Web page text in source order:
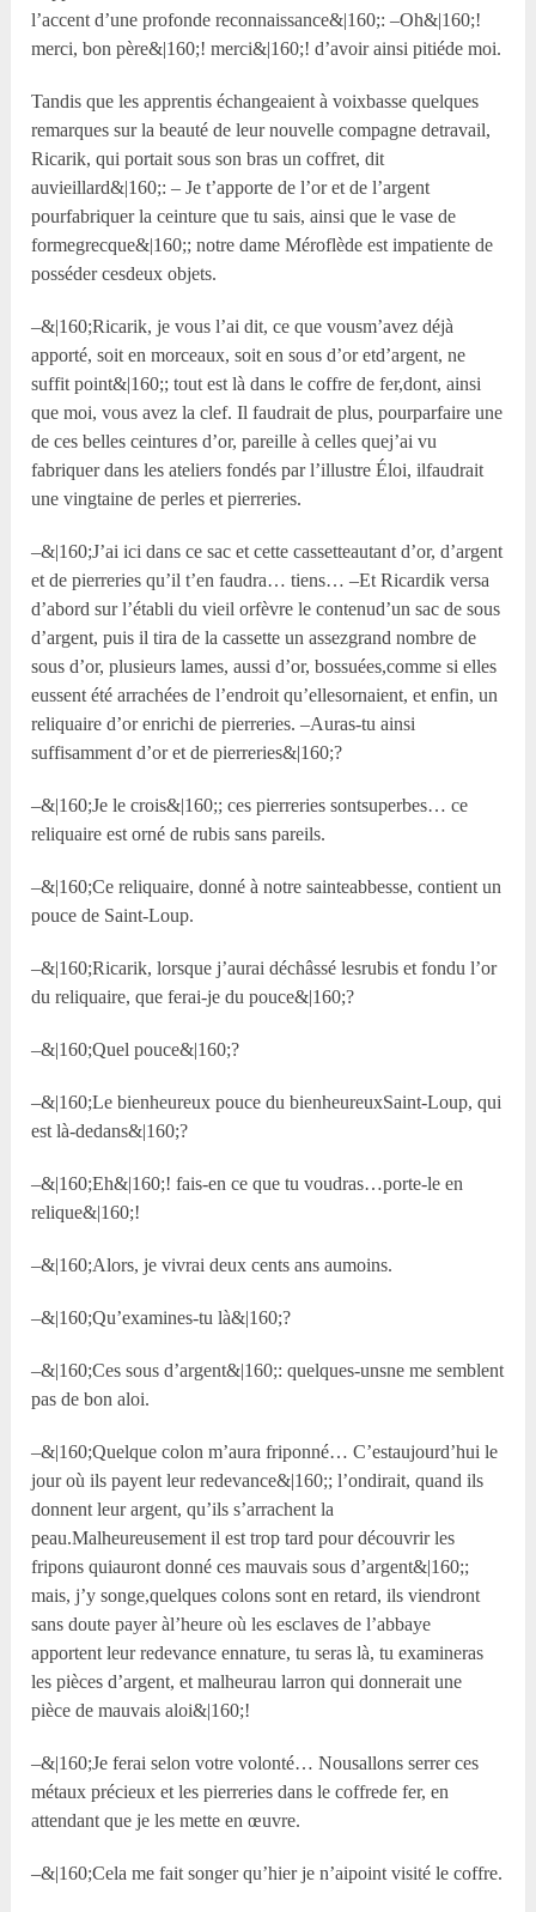
l’accent d’une profonde reconnaissance&|160;: –Oh&|160;!
merci, bon père&|160;! merci&|160;! d’avoir ainsi pitiéde moi.
Tandis que les apprentis échangeaient à voixbasse quelques
remarques sur la beauté de leur nouvelle compagne detravail,
Ricarik, qui portait sous son bras un coffret, dit
auvieillard&|160;: – Je t’apporte de l’or et de l’argent
pourfabriquer la ceinture que tu sais, ainsi que le vase de
formegrecque&|160;; notre dame Méroflède est impatiente de
posséder cesdeux objets.
–&|160;Ricarik, je vous l’ai dit, ce que vousm’avez déjà
apporté, soit en morceaux, soit en sous d’or etd’argent, ne
suffit point&|160;; tout est là dans le coffre de fer,dont, ainsi
que moi, vous avez la clef. Il faudrait de plus, pourparfaire une
de ces belles ceintures d’or, pareille à celles quej’ai vu
fabriquer dans les ateliers fondés par l’illustre Éloi, ilfaudrait
une vingtaine de perles et pierreries.
–&|160;J’ai ici dans ce sac et cette cassetteautant d’or, d’argent
et de pierreries qu’il t’en faudra… tiens… –Et Ricardik versa
d’abord sur l’établi du vieil orfèvre le contenud’un sac de sous
d’argent, puis il tira de la cassette un assezgrand nombre de
sous d’or, plusieurs lames, aussi d’or, bossuées,comme si elles
eussent été arrachées de l’endroit qu’ellesornaient, et enfin, un
reliquaire d’or enrichi de pierreries. –Auras-tu ainsi
suffisamment d’or et de pierreries&|160;?
–&|160;Je le crois&|160;; ces pierreries sontsuperbes… ce
reliquaire est orné de rubis sans pareils.
–&|160;Ce reliquaire, donné à notre sainteabbesse, contient un
pouce de Saint-Loup.
–&|160;Ricarik, lorsque j’aurai déchâssé lesrubis et fondu l’or
du reliquaire, que ferai-je du pouce&|160;?
–&|160;Quel pouce&|160;?
–&|160;Le bienheureux pouce du bienheureuxSaint-Loup, qui
est là-dedans&|160;?
–&|160;Eh&|160;! fais-en ce que tu voudras…porte-le en
relique&|160;!
–&|160;Alors, je vivrai deux cents ans aumoins.
–&|160;Qu’examines-tu là&|160;?
–&|160;Ces sous d’argent&|160;: quelques-unsne me semblent
pas de bon aloi.
–&|160;Quelque colon m’aura friponné… C’estaujourd’hui le
jour où ils payent leur redevance&|160;; l’ondirait, quand ils
donnent leur argent, qu’ils s’arrachent la
peau.Malheureusement il est trop tard pour découvrir les
fripons quiauront donné ces mauvais sous d’argent&|160;;
mais, j’y songe,quelques colons sont en retard, ils viendront
sans doute payer àl’heure où les esclaves de l’abbaye
apportent leur redevance ennature, tu seras là, tu examineras
les pièces d’argent, et malheurau larron qui donnerait une
pièce de mauvais aloi&|160;!
–&|160;Je ferai selon votre volonté… Nousallons serrer ces
métaux précieux et les pierreries dans le coffrede fer, en
attendant que je les mette en œuvre.
–&|160;Cela me fait songer qu’hier je n’aipoint visité le coffre.